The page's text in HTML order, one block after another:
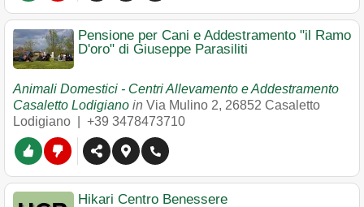
Pensione per Cani e Addestramento "il Ramo
D'oro" di Giuseppe Parasiliti
Animali Domestici - Centri Allevamento e Addestramento
Casaletto Lodigiano in Via Mulino 2, 26852 Casaletto
Lodigiano
+39 3478473710
Hikari Centro Benessere